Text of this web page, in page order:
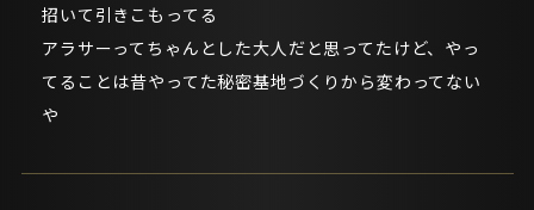
招いて引きこもってる
アラサーってちゃんとした大人だと思ってたけど、やっ
てることは昔やってた秘密基地づくりから変わってない
や